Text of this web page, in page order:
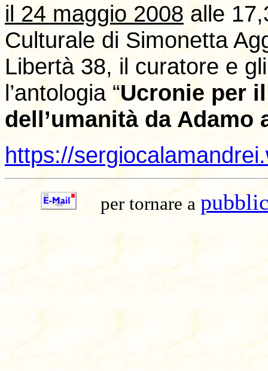
il 24 maggio 2008 alle
Culturale di Simonetta
Libertà 38, il curatore e
l’antologia “Ucronie per
dell’umanità da Adamo
https://
per tornare a